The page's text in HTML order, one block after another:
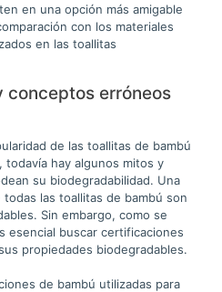
en una opción más amigable
con los materiales
en las toallitas
conceptos erróneos
de las toallitas de bambú
todavía hay algunos mitos y
su biodegradabilidad. Una
las toallitas de bambú son
Sin embargo, como se
esencial buscar certificaciones
propiedades biodegradables.
de bambú utilizadas para